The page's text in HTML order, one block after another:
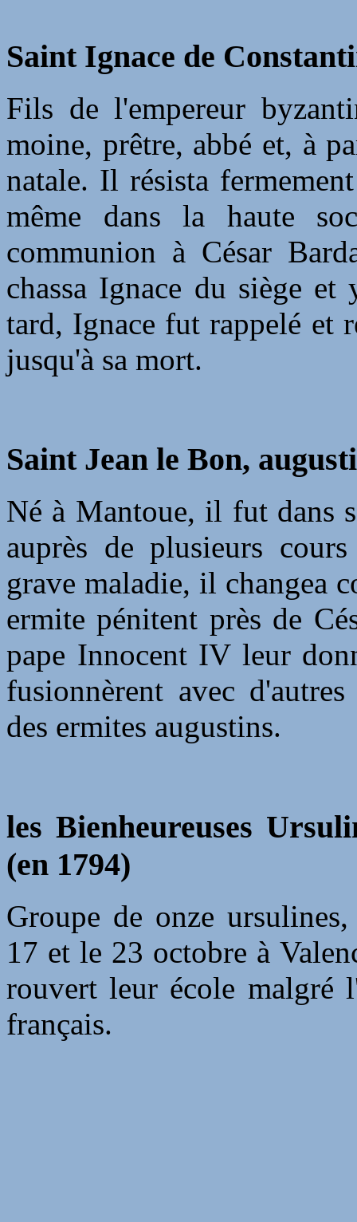
Saint Ignace de
Fils de l'empereur
moine, prêtre, abbé et, à
natale. Il résista
même dans la haute
communion à César
chassa Ignace du siège
tard, Ignace fut rappelé et
jusqu'à sa mort.
Saint Jean le Bon,
Né à Mantoue, il fut dans
auprès de plusieurs
grave maladie, il changea
ermite pénitent près de
pape Innocent IV leur
fusionnèrent avec
des ermites augustins.
les Bienheureuses
(en 1794)
Groupe de onze
17 et le 23 octobre à
rouvert leur école malgré
français.